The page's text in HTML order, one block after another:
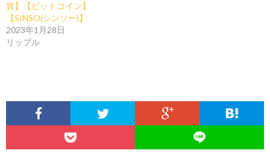
貨】【ビットコイン】
【SINSO(シンソー)】
2023年1月28日
リップル